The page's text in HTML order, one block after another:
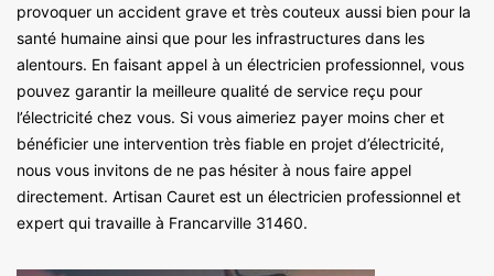
provoquer un accident grave et très couteux aussi bien pour la
santé humaine ainsi que pour les infrastructures dans les
alentours. En faisant appel à un électricien professionnel, vous
pouvez garantir la meilleure qualité de service reçu pour
l’électricité chez vous. Si vous aimeriez payer moins cher et
bénéficier une intervention très fiable en projet d’électricité,
nous vous invitons de ne pas hésiter à nous faire appel
directement. Artisan Cauret est un électricien professionnel et
expert qui travaille à Francarville 31460.